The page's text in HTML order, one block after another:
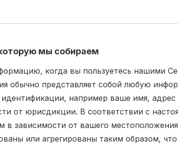
мы собираем
когда вы пользуетесь нашими
обычно представляет собой любую
например ваше имя,
от юрисдикции. В соответствии с
в зависимости от вашего
или агрегированы таким образом,